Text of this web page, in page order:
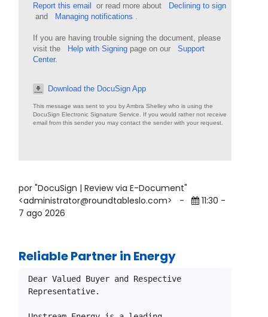
Report this email or read more about
Declining to sign
and
Managing notifications
If you are having trouble signing the document, please
visit the
Help with Signing page on our
Support
Center.
Download the DocuSign App
This message was sent to you by Ambra Shelley who is using the
DocuSign Electronic Signature Service. If you would rather not receive
email from this sender you may contact the sender with your request.
por "DocuSign | Review via E-Document"
<administrator@roundtableslo.com>
-
11:30 -
7 ago 2026
Reliable Partner in Energy
Dear Valued Buyer and Respective
Representative.